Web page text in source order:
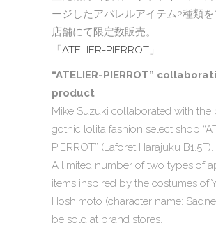
ージしたアパレルアイテム2種類を
店舗にて限定数販売。
「ATELIER-PIERROT 」
“ATELIER-PIERROT”
product
Mike Suzuki collaborated with the
gothic lolita fashion select shop
PIERROT” (Laforet Harajuku B1.5F).
A limited number of two types of
items inspired by the costumes of
Hoshimoto (character name:
be sold at brand stores.